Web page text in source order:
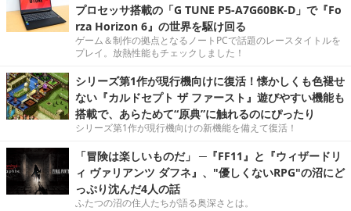
プロセッサ搭載の「G TUNE P5-A7G60BK-D」で『Fo
rza Horizon 6』の世界を駆け回る
ゲーム＆制作の拠点となるノートPCで話題のレースタイトルを
プレイ。放熱性能もチェックしました！
シリーズ第1作が現行機向けに復活！懐かしくも色褪せ
ない『カルドセプト ザ ファースト』遊びやすい機能も
搭載で、あらためて“原典”に触れるのにぴったり
シリーズ第1作が現行機向けの新機能を備えて復活！
「冒険は楽しいものだ」 ─『FF11』と『ウィザードリ
ィ ヴァリアンツ ダフネ』、"優しくないRPG"の沼にど
っぷり沈んだ4人の話
ふたつの沼の住人たちが語る奥深さとは。